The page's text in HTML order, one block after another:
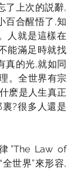
了上次的説辭,
百合醒悟了,知
人就是這樣在
能滿足時就找
真的光,就如同
。全世界有宗
麽是人生真正
?很多人還是
”The Law of
世界”來形容,